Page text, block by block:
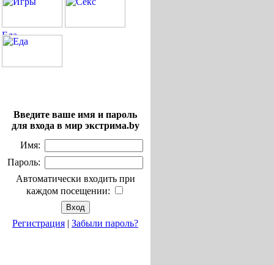
Введите ваше имя и пароль
для входа в мир экстрима.by
Имя:
Пароль:
Автоматически входить при
каждом посещении:
Регистрация | Забыли пароль?